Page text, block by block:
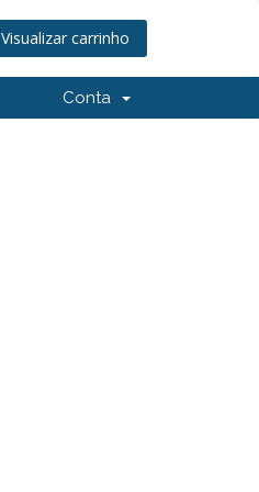
Visualizar carrinho
Conta